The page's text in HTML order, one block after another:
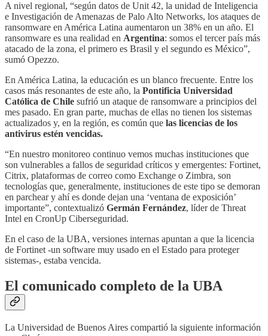
A nivel regional, “según datos de Unit 42, la unidad de Inteligencia
e Investigación de Amenazas de Palo Alto Networks, los ataques de
ransomware en América Latina aumentaron un 38% en un año. El
ransomware es una realidad en Argentina: somos el tercer país más
atacado de la zona, el primero es Brasil y el segundo es México”,
sumó Opezzo.
En América Latina, la educación es un blanco frecuente. Entre los
casos más resonantes de este año, la Pontificia Universidad
Católica de Chile sufrió un ataque de ransomware a principios del
mes pasado. En gran parte, muchas de ellas no tienen los sistemas
actualizados y, en la región, es común que las licencias de los
antivirus estén vencidas.
“En nuestro monitoreo continuo vemos muchas instituciones que
son vulnerables a fallos de seguridad críticos y emergentes: Fortinet,
Citrix, plataformas de correo como Exchange o Zimbra, son
tecnologías que, generalmente, instituciones de este tipo se demoran
en parchear y ahí es donde dejan una ‘ventana de exposición’
importante”, contextualizó Germán Fernández, líder de Threat
Intel en CronUp Ciberseguridad.
En el caso de la UBA, versiones internas apuntan a que la licencia
de Fortinet -un software muy usado en el Estado para proteger
sistemas-, estaba vencida.
El comunicado completo de la UBA
La Universidad de Buenos Aires compartió la siguiente información